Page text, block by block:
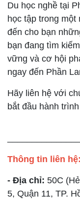
Du học nghề tại
học tập trong
đến cho bạn
bạn đang tìm
vững và cơ hội
ngay đến Phần
Hãy liên hệ với
bắt đầu hành
Thông tin liên hệ:
- Địa chỉ: 50C
5, Quận 11, TP.